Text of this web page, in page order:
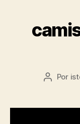
Autor
entrada
Por